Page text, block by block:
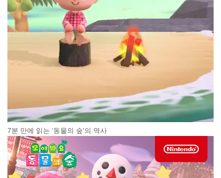
7분 만에 읽는 ‘동물의 숲’의 역사